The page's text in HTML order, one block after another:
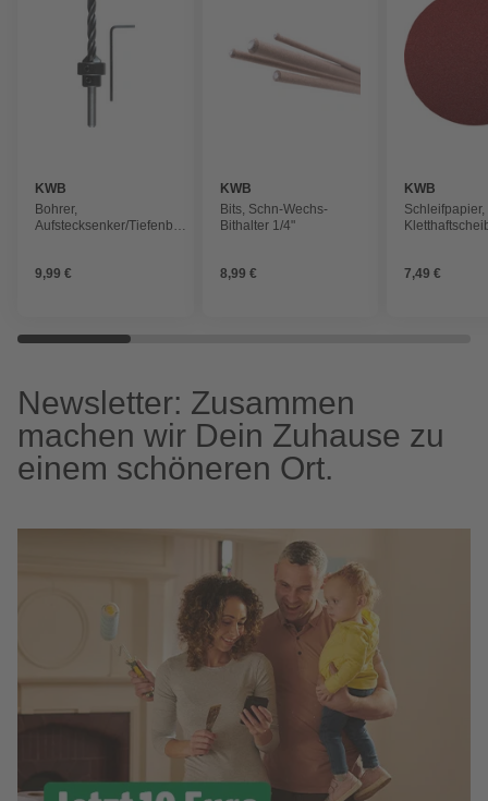
KWB
Bohrer,
Aufstecksenker/Tiefenbest
9,99 €
KWB
Bits, Schn-Wechs-
Bithalter 1/4"
8,99 €
KWB
Schleifpapier,
7,49 €
Newsletter: Zusammen
machen wir Dein Zuhause zu
einem schöneren Ort.